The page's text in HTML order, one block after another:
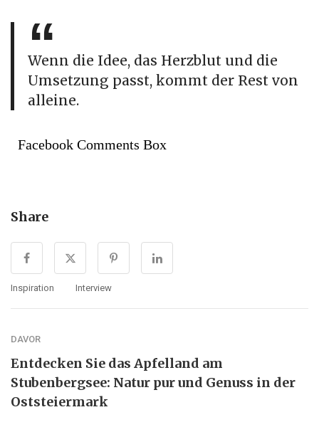
Wenn die Idee, das Herzblut und die
Umsetzung passt, kommt der Rest von
alleine.
Facebook Comments Box
Share
Inspiration Interview
DAVOR
Entdecken Sie das Apfelland am
Stubenbergsee: Natur pur und Genuss in der
Oststeiermark